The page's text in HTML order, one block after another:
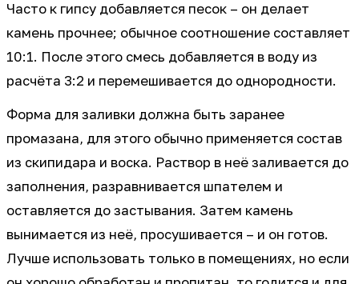
Часто к гипсу добавляется песок – он делает
камень прочнее; обычное соотношение составляет
10:1. После этого смесь добавляется в воду из
расчёта 3:2 и перемешивается до однородности.
Форма для заливки должна быть заранее
промазана, для этого обычно применяется состав
из скипидара и воска. Раствор в неё заливается до
заполнения, разравнивается шпателем и
оставляется до застывания. Затем камень
вынимается из неё, просушивается – и он готов.
Лучше использовать только в помещениях, но если